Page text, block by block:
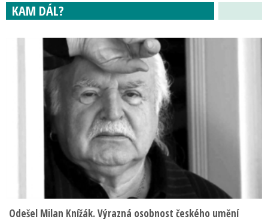
KAM DÁL?
Odešel Milan Knížák. Výrazná osobnost českého umění